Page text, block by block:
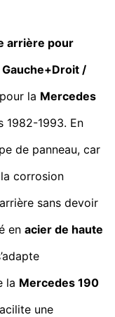
arrière pour
/
la Mercedes
1982-1993. En
de panneau, car
corrosion
sans devoir
en acier de haute
la Mercedes 190
une